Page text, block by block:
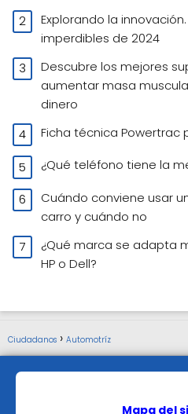
Explorando la
imperdibles de 2024
Descubre los mejores
aumentar masa
dinero
Ficha técnica Powertrac
¿Qué teléfono tiene la
Cuándo conviene usar
carro y cuándo no
¿Qué marca se adapta
HP o Dell?
Ciudadanos Automotríz
Mapa del